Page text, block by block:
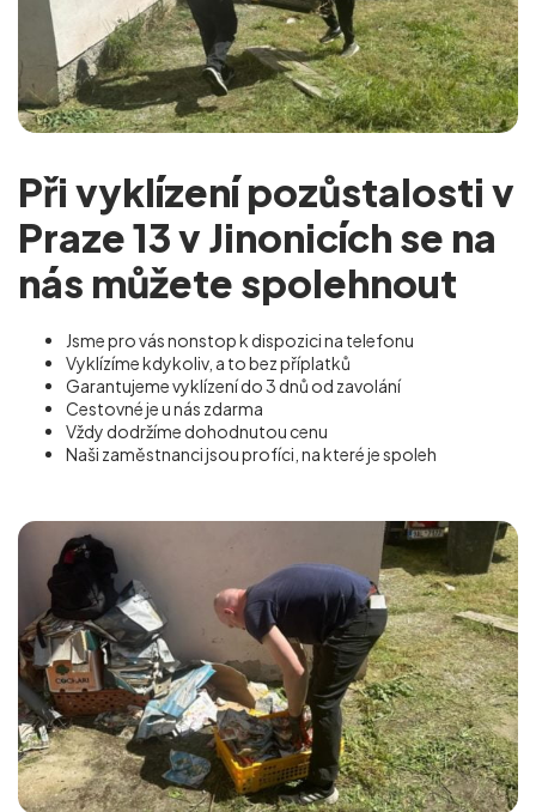
Při vyklízení pozůstalosti v
Praze 13 v Jinonicích se na
nás můžete spolehnout
Jsme pro vás nonstop k dispozici na telefonu
Vyklízíme kdykoliv, a to bez příplatků
Garantujeme vyklízení do 3 dnů od zavolání
Cestovné je u nás zdarma
Vždy dodržíme dohodnutou cenu
Naši zaměstnanci jsou profíci, na které je spoleh